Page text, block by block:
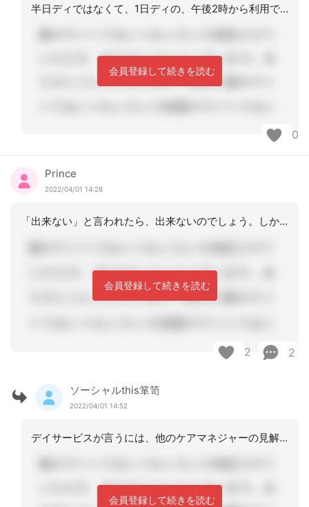
半日ディではなくて、1日ディの、午後2時から利用ですか？ディが好き過ぎるね？断る
会員登録して続きを読む
0
Prince
2022/04/01 14:28
「出来ない」と言われたら、出来ないのでしょう。しかし利用者に説明の為、理由を伺う
会員登録して続きを読む
2 2
ソーシャルthis箪笥
2022/04/01 14:52
デイサービスが言うには、他のケアマネジャーの見解だそうです。制度上は、問題は、な
会員登録して続きを読む